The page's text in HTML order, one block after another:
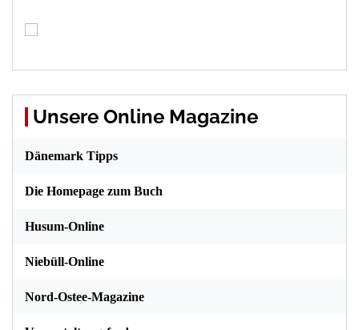
Unsere Online Magazine
Dänemark Tipps
Die Homepage zum Buch
Husum-Online
Niebüll-Online
Nord-Ostee-Magazine